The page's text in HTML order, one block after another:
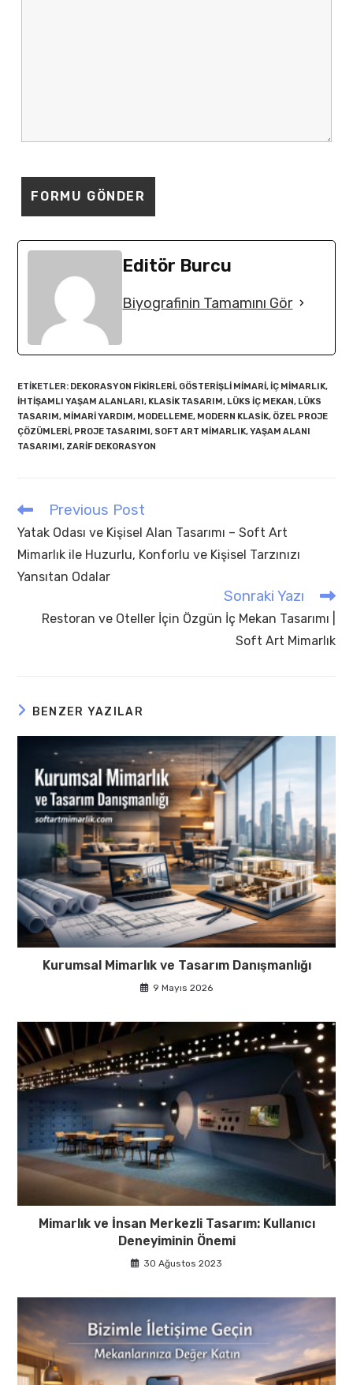
Editör Burcu
Biyografinin Tamamını Gör
ETIKETLER: DEKORASYON FIKIRLERI, GÖSTERIŞLI MIMARI,IÇ MIMARLIK,
IHTIŞAMLI YAŞAM ALANLARI, KLASIK TASARIM, LÜKS IÇ MEKAN, LÜKS
TASARIM, MIMARI YARDIM, MODELLEME, MODERN KLASIK, ÖZEL PROJE
ÇÖZÜMLERI, PROJE TASARIMI, SOFT ART MIMARLIK,YAŞAM ALANI
TASARIMI, ZARIF DEKORASYON
Read
articles
Previous Post
Yatak Odası ve Kişisel Alan Tasarımı – Soft Art
Mimarlık ile Huzurlu, Konforlu ve Kişisel Tarzınızı
Yansıtan Odalar
Sonraki Yazı
Restoran ve Oteller İçin Özgün İç Mekan Tasarımı |
Soft Art Mimarlık
BENZER YAZILAR
Kurumsal Mimarlık ve Tasarım Danışmanlığı
9 Mayıs 2026
Mimarlık ve İnsan Merkezli Tasarım: Kullanıcı
Deneyiminin Önemi
30 Ağustos 2023